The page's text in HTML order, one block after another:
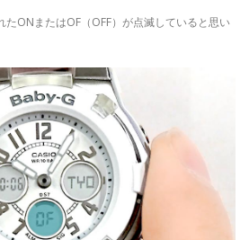
たONまたはOF（OFF）が点滅していると思い